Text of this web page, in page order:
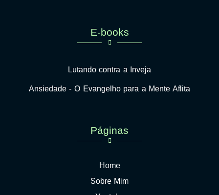
E-books
Lutando contra a Inveja
Ansiedade - O Evangelho para a Mente Aflita
Páginas
Home
Sobre Mim